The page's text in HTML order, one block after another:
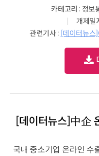
카테고리 : 정보
개제일
관련기사 : [데이터뉴스
[데이터뉴스]中企
국내 중소기업 온라인 수